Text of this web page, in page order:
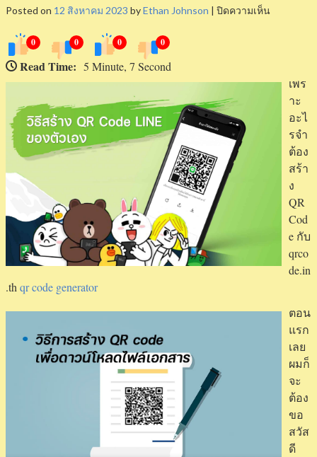
Posted on 12 สิงหาคม 2023 byEthan Johnson | ปิดความเห็น
สร้าง
การ
สร้าง
codeสร้า
codeให้
code
generator
0 0 0 0
Read Time: 5 Minute, 7 Second
เพร
าะ
อะไ
รจำ
ต้อง
สร้า
ง
QR
Cod
e กับ
qrco
de.in
.th qr code generator
ตอน
แรก
เลย
ผมก็
จะ
ต้อง
ขอ
สวัส
ดี